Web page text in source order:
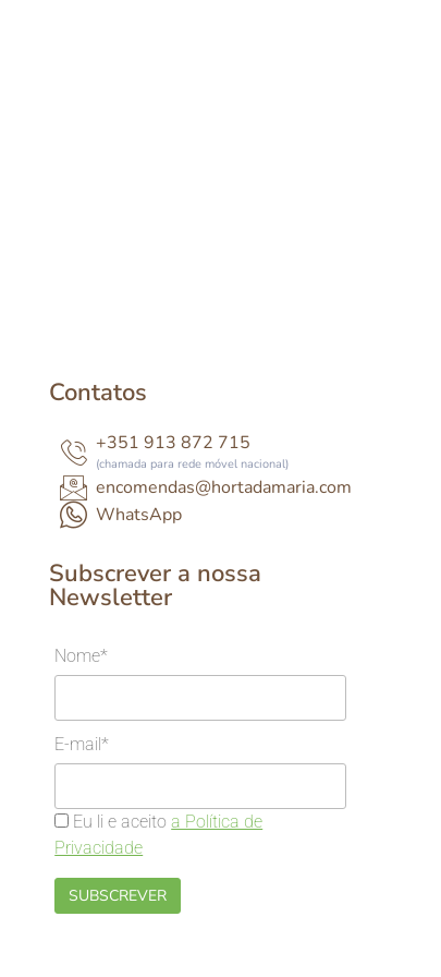
Contatos
+351 913 872 715
(chamada para rede móvel nacional)
encomendas@hortadamaria.com
WhatsApp
Subscrever a nossa
Newsletter
Nome*
E-mail*
Eu li e aceitoa Política de
Privacidade